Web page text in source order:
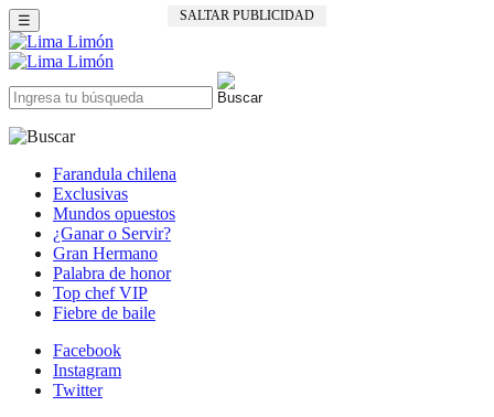
SALTAR PUBLICIDAD
☰
Farandula chilena
Exclusivas
Mundos opuestos
¿Ganar o Servir?
Gran Hermano
Palabra de honor
Top chef VIP
Fiebre de baile
Facebook
Instagram
Twitter